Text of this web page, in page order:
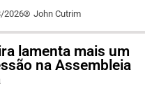
2026 John Cutrim
lamenta mais um
na Assembleia